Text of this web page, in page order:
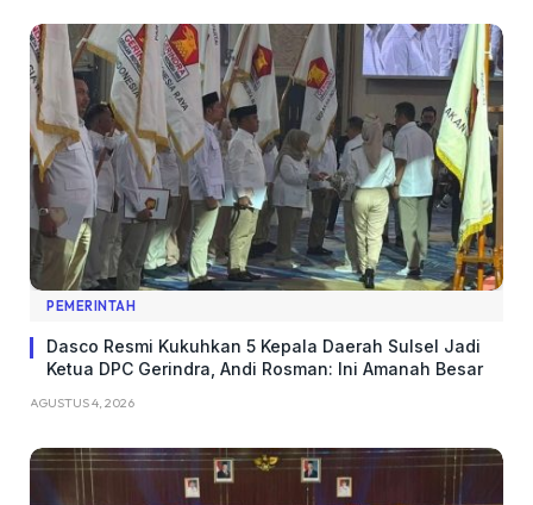
PEMERINTAH
Dasco Resmi Kukuhkan 5 Kepala Daerah Sulsel Jadi
Ketua DPC Gerindra, Andi Rosman: Ini Amanah Besar
AGUSTUS 4, 2026